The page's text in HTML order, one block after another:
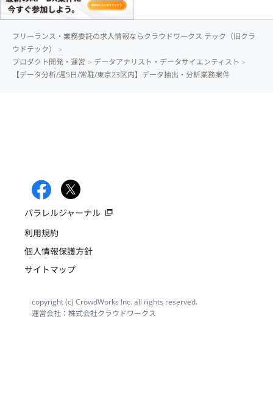
フリーランス・業務委託の求人情報ならクラウドワークス テック（旧クラ
ウドテック）
プロダクト開発・運営
データアナリスト・データサイエンティスト
【データ分析/週5日/常駐/東京23区内】データ抽出・分析業務案件
パラレルジャーナル
利用規約
個人情報保護方針
サイトマップ
copyright (c) CrowdWorks Inc. all rights reserved.
運営会社：株式会社クラウドワークス